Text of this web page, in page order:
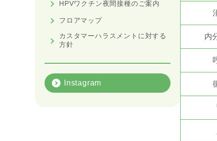
HPVワクチン夜間接種のご案内
フロアマップ
カスタマーハラスメントに対する
方針
Instagram
内